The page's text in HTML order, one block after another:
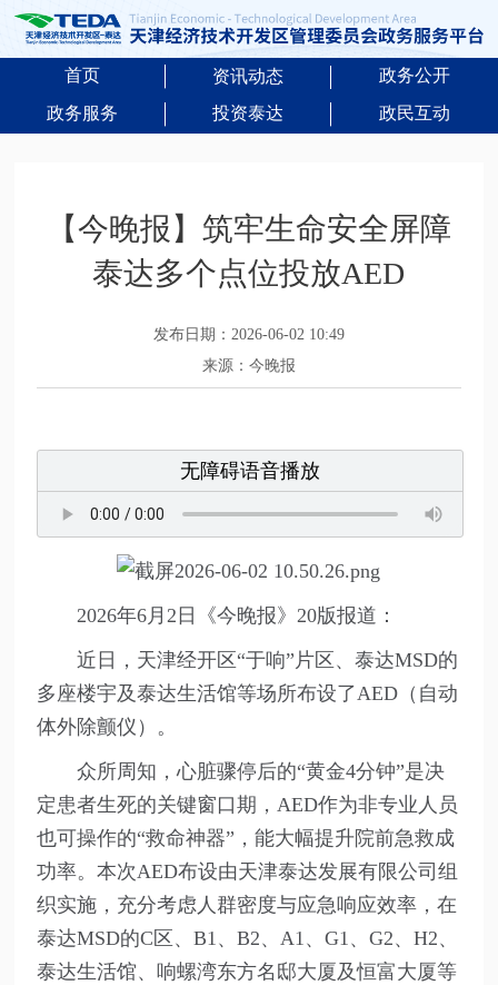
首页 资讯动态
政务公开
政务服务
投资泰达 政民互动
【今晚报】筑牢生命安全屏障
泰达多个点位投放AED
发布日期：2026-06-02 10:49
来源：今晚报
无障碍语音播放
2026年6月2日《今晚报》20版报道：
近日，天津经开区“于响”片区、泰达MSD的
多座楼宇及泰达生活馆等场所布设了AED（自动
体外除颤仪）。
众所周知，心脏骤停后的“黄金4分钟”是决
定患者生死的关键窗口期，AED作为非专业人员
也可操作的“救命神器”，能大幅提升院前急救成
功率。本次AED布设由天津泰达发展有限公司组
织实施，充分考虑人群密度与应急响应效率，在
泰达MSD的C区、B1、B2、A1、G1、G2、H2、
泰达生活馆、响螺湾东方名邸大厦及恒富大厦等